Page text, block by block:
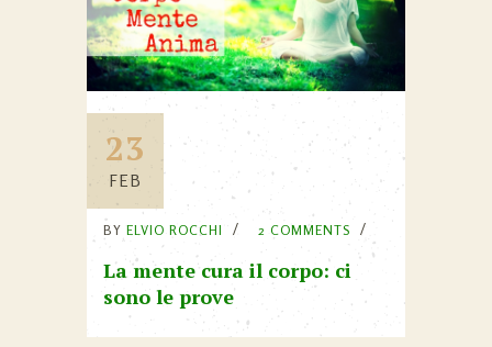
23
FEB
BY ELVIO ROCCHI 2 COMMENTS
La mente cura il corpo: ci
sono le prove